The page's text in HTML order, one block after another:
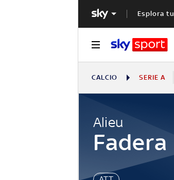
Esplora
CALCIO SERIE A
Alieu
Fadera